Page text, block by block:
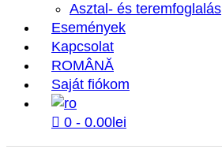
Asztal- és teremfoglalás
Események
Kapcsolat
ROMÂNĂ
Saját fiókom
0 - 0.00 lei